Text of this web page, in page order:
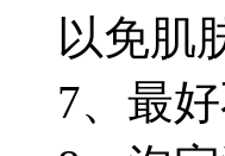
以免肌
7、最